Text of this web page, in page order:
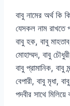
বাবু নামের অর্থ কি
যেসকল নাম রাখতে
বাবু হক, বাবু
মোহাম্মদ, বাবু
বাবু প্রামানিক,
বেপারী, বাবু মৃধা,
পদবীর সাথে